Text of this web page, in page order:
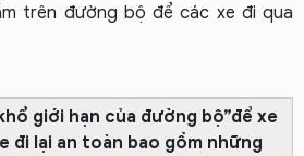
trên đường bộ để các xe đi qua
giới hạn của đường bộ”để xe
đi lại an toàn bao gồm những